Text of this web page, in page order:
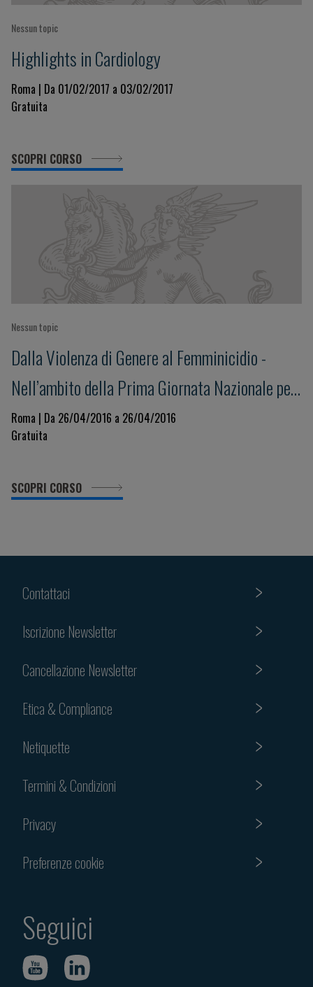
Nessun topic
Highlights in Cardiology
Roma | Da 01/02/2017 a 03/02/2017
Gratuita
SCOPRI CORSO
Nessun topic
Dalla Violenza di Genere al Femminicidio -
Nell’ambito della Prima Giornata Nazionale per
la Salute della Donna indetta dal Ministero
della Salute
Roma | Da 26/04/2016 a 26/04/2016
Gratuita
SCOPRI CORSO
Contattaci
Iscrizione Newsletter
Cancellazione Newsletter
Etica & Compliance
Netiquette
Termini & Condizioni
Privacy
Preferenze cookie
Seguici